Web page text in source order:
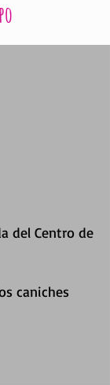
del Centro de
caniches